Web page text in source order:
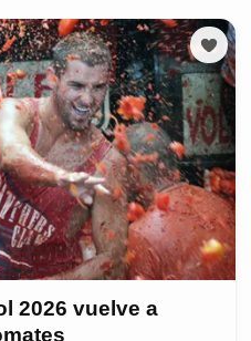
2026 vuelve a